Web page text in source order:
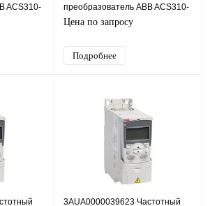
ACS310-
преобразователь ABB ACS310-
03E-02A6-4, 0,75кВт, 380В
Цена по запросу
Подробнее
3AUA0000039623 Частотный